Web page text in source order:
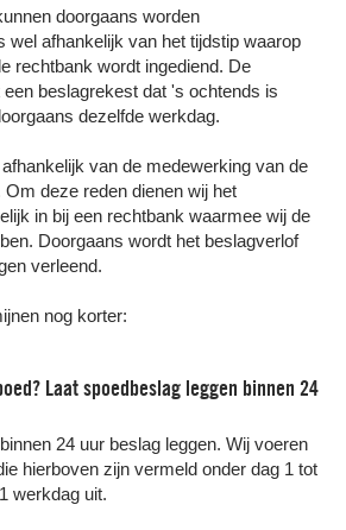
doorgaans worden
wel afhankelijk van het tijdstip waarop
rechtbank wordt ingediend. De
beslagrekest dat 's ochtends is
dezelfde werkdag.
van de medewerking van de
deze reden dienen wij het
in bij een rechtbank waarmee wij de
Doorgaans wordt het beslagverlof
verleend.
nog korter:
Laat spoedbeslag leggen binnen 24
24 uur beslag leggen. Wij voeren
hierboven zijn vermeld onder dag 1 tot
werkdag uit.